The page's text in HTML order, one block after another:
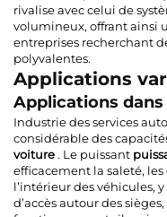
rivalise avec celui de
volumineux, offrant ainsi
entreprises recherchant
polyvalentes.
Applications
Applications
Industrie des services
considérable des
voiture. Le puissant
efficacement la saleté,
l’intérieur des véhicules,
d’accès autour des